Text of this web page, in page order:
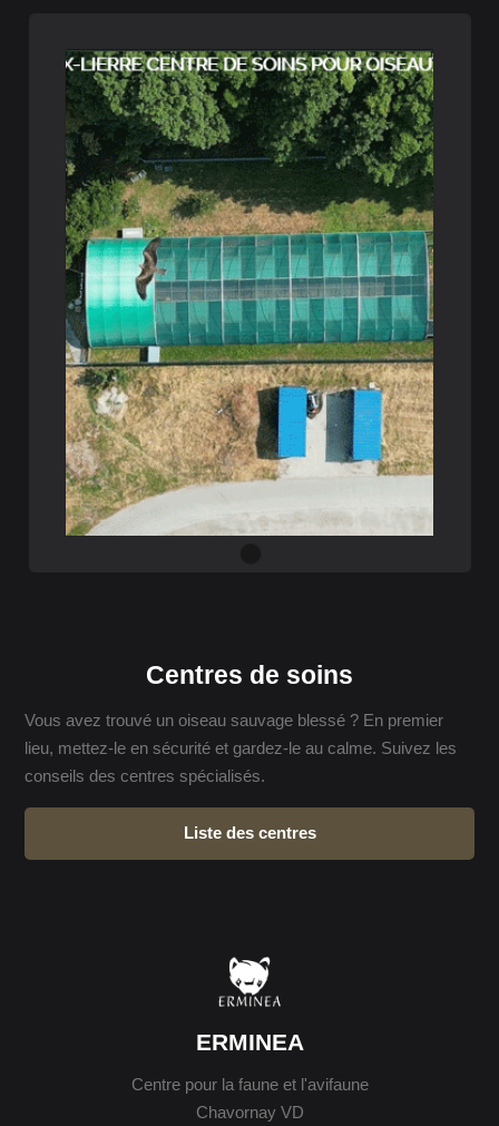
Centres de soins
Vous avez trouvé un oiseau sauvage blessé ? En premier
lieu, mettez-le en sécurité et gardez-le au calme. Suivez les
conseils des centres spécialisés.
Liste des centres
ERMINEA
Centre pour la faune et l'avifaune
Chavornay VD